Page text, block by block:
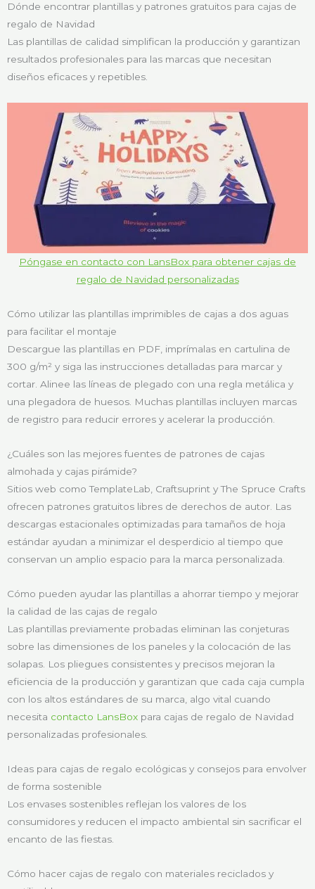
Dónde encontrar plantillas y patrones gratuitos para cajas de
regalo de Navidad
Las plantillas de calidad simplifican la producción y garantizan
resultados profesionales para las marcas que necesitan
diseños eficaces y repetibles.
Póngase en contacto con LansBox para obtener cajas de
regalo de Navidad personalizadas
Cómo utilizar las plantillas imprimibles de cajas a dos aguas
para facilitar el montaje
Descargue las plantillas en PDF, imprímalas en cartulina de
300 g/m² y siga las instrucciones detalladas para marcar y
cortar. Alinee las líneas de plegado con una regla metálica y
una plegadora de huesos. Muchas plantillas incluyen marcas
de registro para reducir errores y acelerar la producción.
¿Cuáles son las mejores fuentes de patrones de cajas
almohada y cajas pirámide?
Sitios web como TemplateLab, Craftsuprint y The Spruce Crafts
ofrecen patrones gratuitos libres de derechos de autor. Las
descargas estacionales optimizadas para tamaños de hoja
estándar ayudan a minimizar el desperdicio al tiempo que
conservan un amplio espacio para la marca personalizada.
Cómo pueden ayudar las plantillas a ahorrar tiempo y mejorar
la calidad de las cajas de regalo
Las plantillas previamente probadas eliminan las conjeturas
sobre las dimensiones de los paneles y la colocación de las
solapas. Los pliegues consistentes y precisos mejoran la
eficiencia de la producción y garantizan que cada caja cumpla
con los altos estándares de su marca, algo vital cuando
necesita contacto LansBox para cajas de regalo de Navidad
personalizadas profesionales.
Ideas para cajas de regalo ecológicas y consejos para envolver
de forma sostenible
Los envases sostenibles reflejan los valores de los
consumidores y reducen el impacto ambiental sin sacrificar el
encanto de las fiestas.
Cómo hacer cajas de regalo con materiales reciclados y